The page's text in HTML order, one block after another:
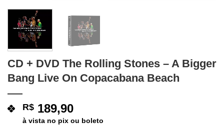
CD + DVD The Rolling Stones – A Bigger
Bang Live On Copacabana Beach
R$ 189,90
à vista no pix ou boleto